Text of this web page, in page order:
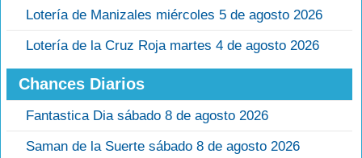
Lotería de Manizales miércoles 5 de agosto 2026
Lotería de la Cruz Roja martes 4 de agosto 2026
Chances Diarios
Fantastica Dia sábado 8 de agosto 2026
Saman de la Suerte sábado 8 de agosto 2026